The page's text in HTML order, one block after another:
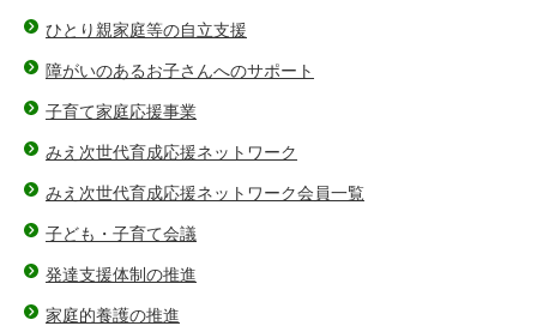
ひとり親家庭等の自立支援
障がいのあるお子さんへのサポート
子育て家庭応援事業
みえ次世代育成応援ネットワーク
みえ次世代育成応援ネットワーク会員一覧
子ども・子育て会議
発達支援体制の推進
家庭的養護の推進